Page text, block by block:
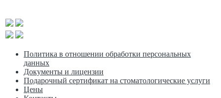
Политика в отношении обработки персональных
данных
Документы и лицензии
Подарочный сертификат на стоматологические услуги
Цены